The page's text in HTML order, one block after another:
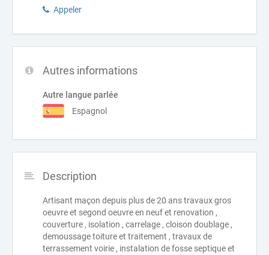
Appeler
Autres informations
Autre langue parlée
Espagnol
Description
Artisant maçon depuis plus de 20 ans travaux gros
oeuvre et segond oeuvre en neuf et renovation ,
couverture , isolation , carrelage , cloison doublage ,
demoussage toiture et traitement , travaux de
terrassement voirie , instalation de fosse septique et